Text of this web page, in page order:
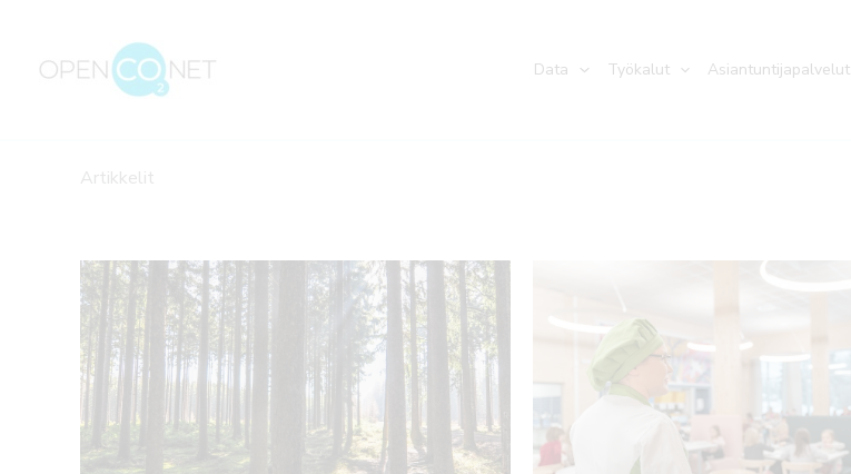
sisältöön
Data Työkalut Asiantuntijapalvelut
Artikkelit